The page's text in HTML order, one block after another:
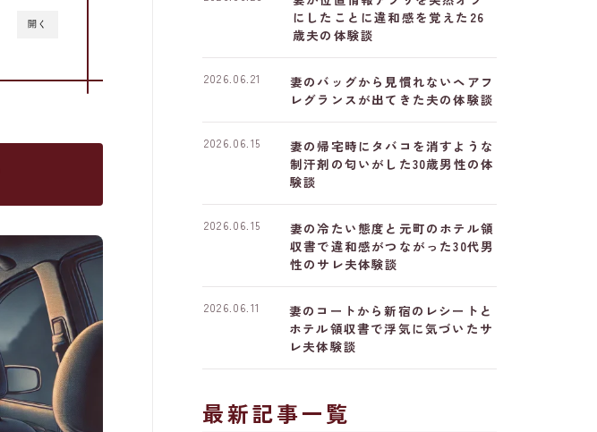
開く
にしたことに違和感を覚えた26
歳夫の体験談
妻のバッグから見慣れないヘアフ
レグランスが出てきた夫の体験談
2026.06.21
妻の帰宅時にタバコを消すような
制汗剤の匂いがした30歳男性の体
験談
2026.06.15
妻の冷たい態度と元町のホテル領
収書で違和感がつながった30代男
性のサレ夫体験談
2026.06.15
妻のコートから新宿のレシートと
ホテル領収書で浮気に気づいたサ
レ夫体験談
2026.06.11
最新記事一覧